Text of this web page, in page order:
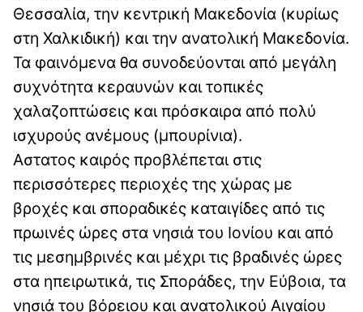
Θεσσαλία, την κεντρική Μακεδονία (κυρίως
στη Χαλκιδική) και την ανατολική Μακεδονία.
Τα φαινόμενα θα συνοδεύονται από μεγάλη
συχνότητα κεραυνών και τοπικές
χαλαζοπτώσεις και πρόσκαιρα από πολύ
ισχυρούς ανέμους (μπουρίνια).
Αστατος καιρός προβλέπεται στις
περισσότερες περιοχές της χώρας με
βροχές και σποραδικές καταιγίδες από τις
πρωινές ώρες στα νησιά του Ιονίου και από
τις μεσημβρινές και μέχρι τις βραδινές ώρες
στα ηπειρωτικά, τις Σποράδες, την Εύβοια, τα
νησιά του βόρειου και ανατολικού Αιγαίου